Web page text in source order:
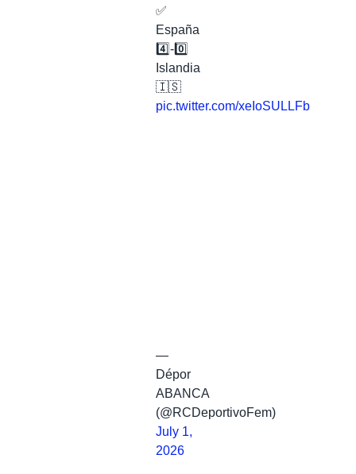
✅
España
4️⃣-0️⃣
Islandia
🇮🇸
pic.twitter.com/xeIoSULLFb
—
Dépor
ABANCA
(@RCDeportivoFem)
July 1,
2026